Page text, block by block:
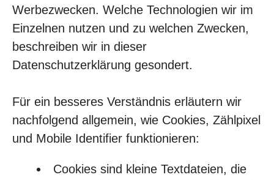
Werbezwecken. Welche Technologien wir im
Einzelnen nutzen und zu welchen Zwecken,
beschreiben wir in dieser
Datenschutzerklärung gesondert.
Für ein besseres Verständnis erläutern wir
nachfolgend allgemein, wie Cookies, Zählpixel
und Mobile Identifier funktionieren:
Cookies sind kleine Textdateien, die